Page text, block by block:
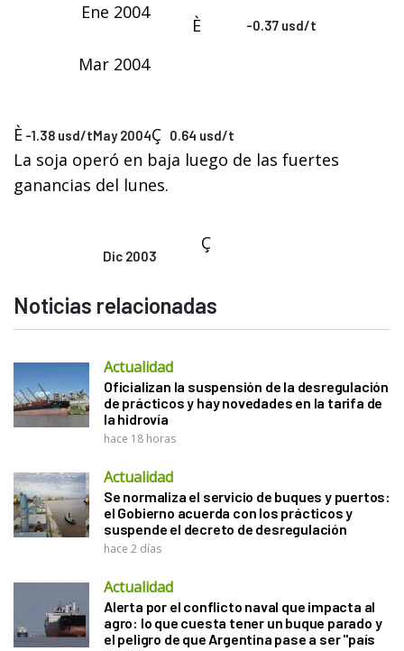
Ene 2004
È -0.37 usd/t
Mar 2004
È -1.38 usd/tMay 2004Ç 0.64 usd/t
La soja operó en baja luego de las fuertes
ganancias del lunes.
Dic 2003
Ç
Noticias relacionadas
Actualidad
Oficializan la suspensión de la desregulación
de prácticos y hay novedades en la tarifa de
la hidrovía
hace 18 horas
Actualidad
Se normaliza el servicio de buques y puertos:
el Gobierno acuerda con los prácticos y
suspende el decreto de desregulación
hace 2 días
Actualidad
Alerta por el conflicto naval que impacta al
agro: lo que cuesta tener un buque parado y
el peligro de que Argentina pase a ser "país